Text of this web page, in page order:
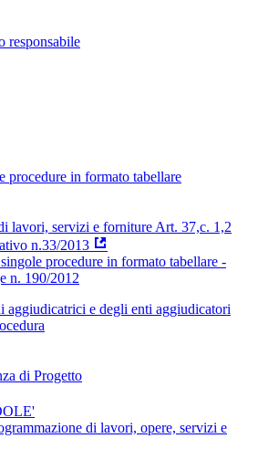
responsabile
procedure in formato tabellare
lavori, servizi e forniture Art. 37,c. 1,2
n.33/2013
procedure in formato tabellare -
n. 190/2012
aggiudicatrici e degli enti aggiudicatori
di Progetto
di lavori, opere, servizi e